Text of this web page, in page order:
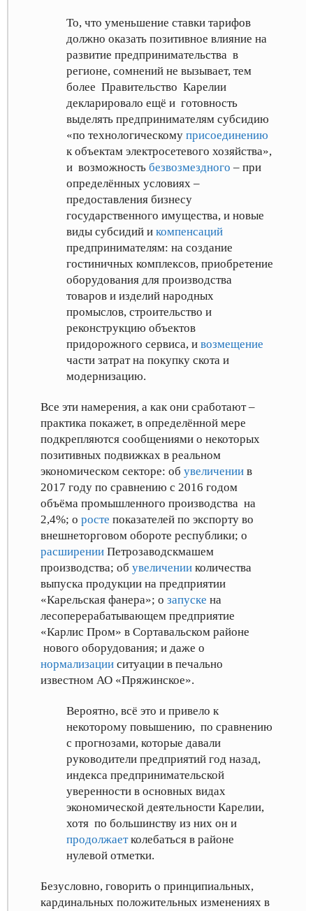
То, что уменьшение ставки тарифов
должно оказать позитивное влияние на
развитие предпринимательства в
регионе, сомнений не вызывает, тем
более Правительство Карелии
декларировало ещё и готовность
выделять предпринимателям субсидию
«по технологическому присоединению
к объектам электросетевого хозяйства»,
и возможность безвозмездного – при
определённых условиях –
предоставления бизнесу
государственного имущества, и новые
виды субсидий и компенсаций
предпринимателям: на создание
гостиничных комплексов, приобретение
оборудования для производства
товаров и изделий народных
промыслов, строительство и
реконструкцию объектов
придорожного сервиса, и возмещение
части затрат на покупку скота и
модернизацию.
Все эти намерения, а как они сработают –
практика покажет, в определённой мере
подкрепляются сообщениями о некоторых
позитивных подвижках в реальном
экономическом секторе: об увеличении в
2017 году по сравнению с 2016 годом
объёма промышленного производства на
2,4%; о росте показателей по экспорту во
внешнеторговом обороте республики; о
расширении Петрозаводскмашем
производства; об увеличении количества
выпуска продукции на предприятии
«Карельская фанера»; о запуске на
лесоперерабатывающем предприятие
«Карлис Пром» в Сортавальском районе
нового оборудования; и даже о
нормализации ситуации в печально
известном АО «Пряжинское».
Вероятно, всё это и привело к
некоторому повышению, по сравнению
с прогнозами, которые давали
руководители предприятий год назад,
индекса предпринимательской
уверенности в основных видах
экономической деятельности Карелии,
хотя по большинству из них он и
продолжаетколебаться в районе
нулевой отметки.
Безусловно, говорить о принципиальных,
кардинальных положительных изменениях в